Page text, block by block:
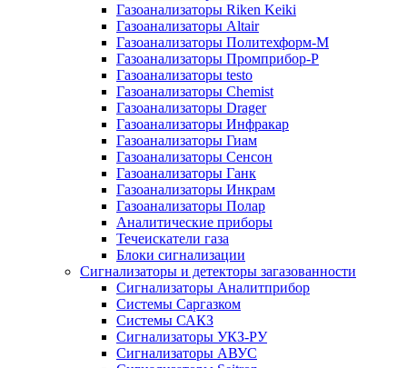
Газоанализаторы Riken Keiki
Газоанализаторы Altair
Газоанализаторы Политехформ-М
Газоанализаторы Промприбор-Р
Газоанализаторы testo
Газоанализаторы Chemist
Газоанализаторы Drager
Газоанализаторы Инфракар
Газоанализаторы Гиам
Газоанализаторы Сенсон
Газоанализаторы Ганк
Газоанализаторы Инкрам
Газоанализаторы Полар
Аналитические приборы
Течеискатели газа
Блоки сигнализации
Сигнализаторы и детекторы загазованности
Сигнализаторы Аналитприбор
Системы Саргазком
Системы САКЗ
Сигнализаторы УКЗ-РУ
Сигнализаторы АВУС